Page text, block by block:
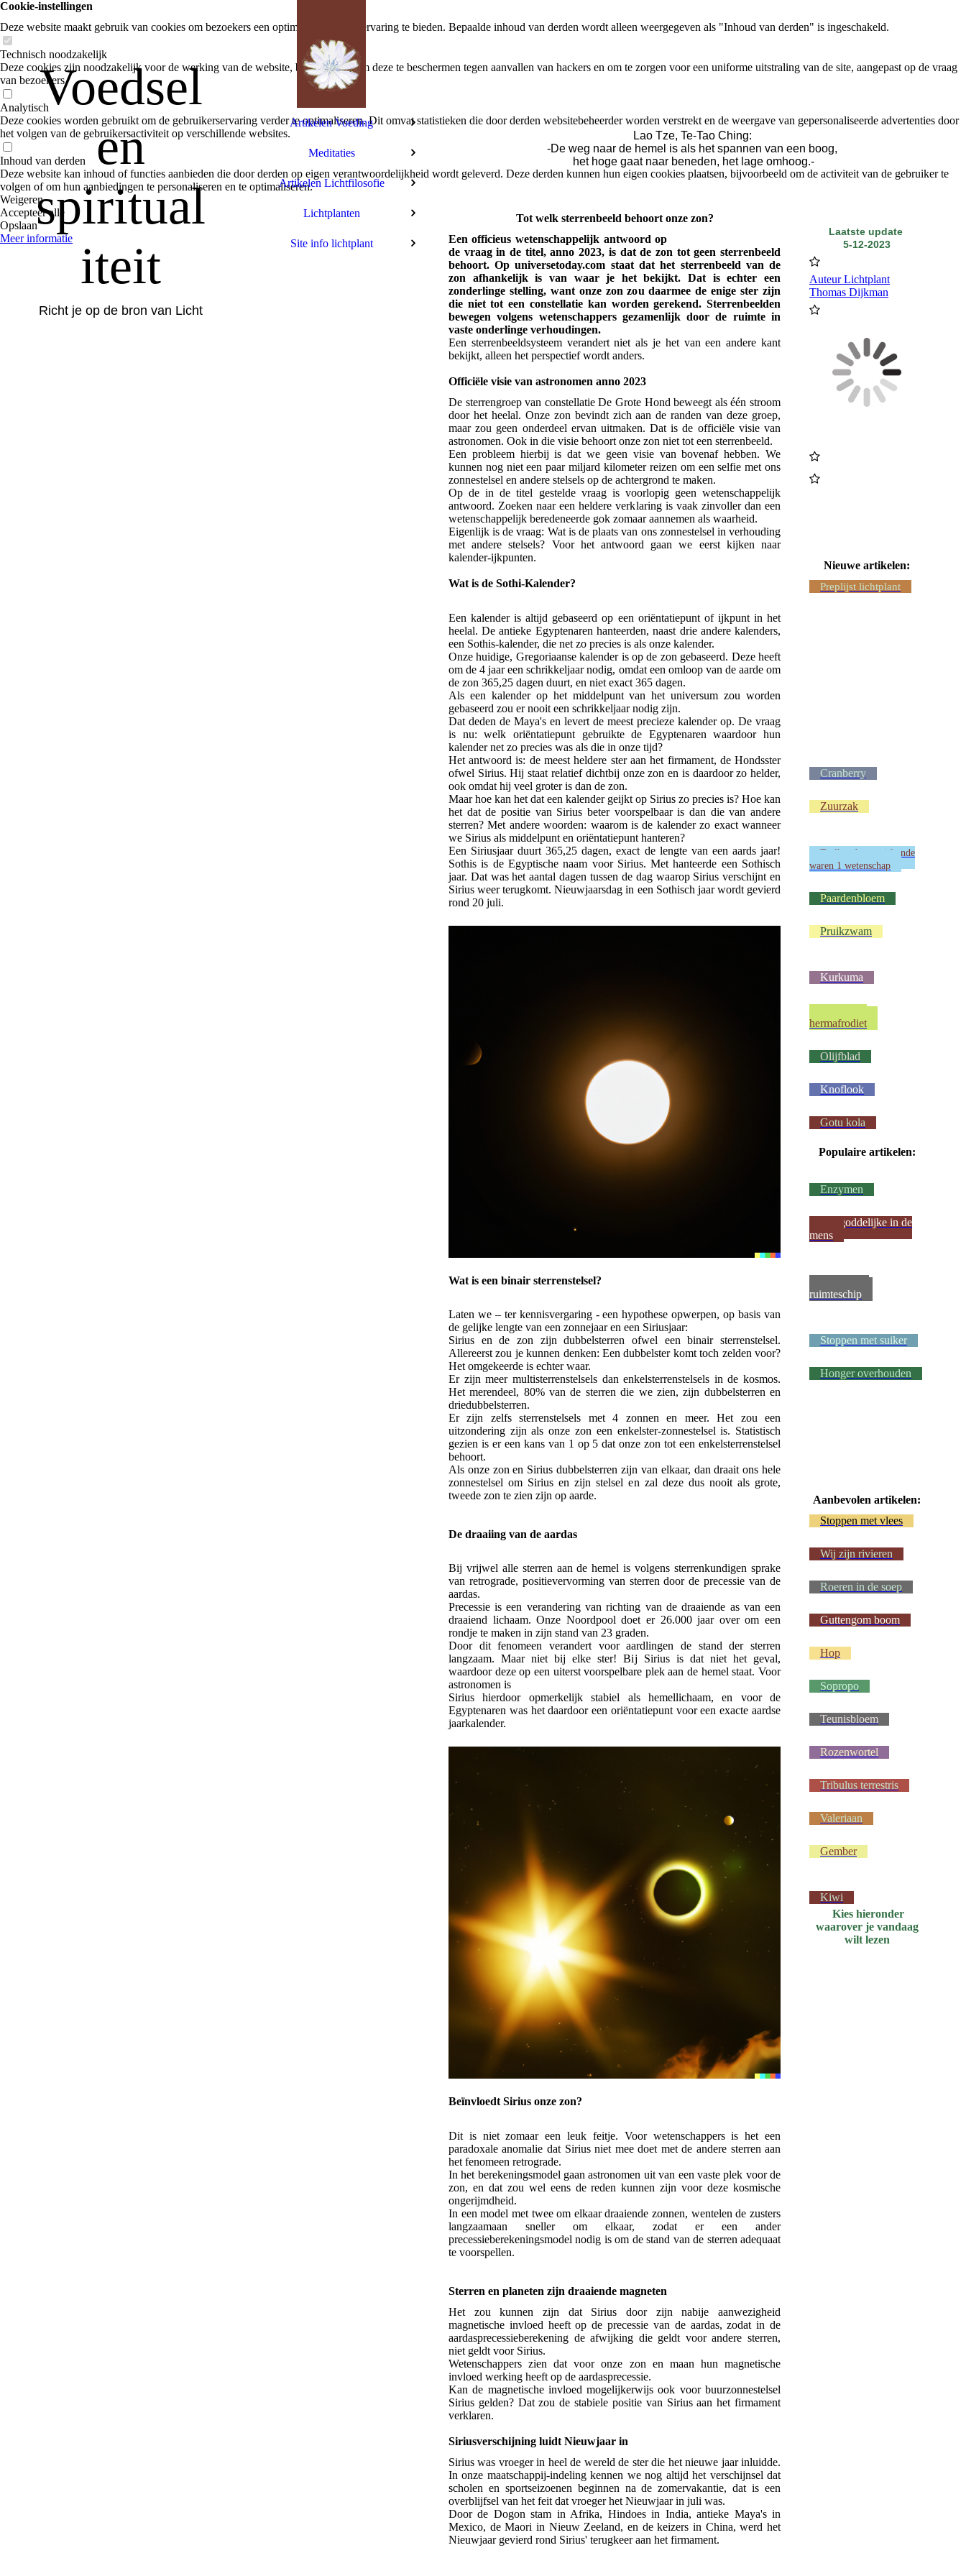
Voedsel
en
spiritual
iteit
Richt je op de bron van Licht
Artikelen Voeding
Meditaties
Artikelen Lichtfilosofie
Lichtplanten
Site info lichtplant
Lao Tze, Te-Tao Ching:
-De weg naar de hemel is als het spannen van een boog,
het hoge gaat naar beneden, het lage omhoog.-
Tot welk sterrenbeeld behoort onze zon?
Een officieus wetenschappelijk antwoord op
de vraag in de titel, anno 2023, is dat de zon tot geen sterrenbeeld
behoort. Op universetoday.com staat dat het sterrenbeeld van de
zon afhankelijk is van waar je het bekijkt. Dat is echter een
zonderlinge stelling, want onze zon zou daarmee de enige ster zijn
die niet tot een constellatie kan worden gerekend. Sterrenbeelden
bewegen volgens wetenschappers gezamenlijk door de ruimte in
vaste onderlinge verhoudingen.
Een sterrenbeeldsysteem verandert niet als je het van een andere kant
bekijkt, alleen het perspectief wordt anders.
Officiële visie van astronomen anno 2023
De sterrengroep van constellatie De Grote Hond beweegt als één stroom
door het heelal. Onze zon bevindt zich aan de randen van deze groep,
maar zou geen onderdeel ervan uitmaken. Dat is de officiële visie van
astronomen. Ook in die visie behoort onze zon niet tot een sterrenbeeld.
Een probleem hierbij is dat we geen visie van bovenaf hebben. We
kunnen nog niet een paar miljard kilometer reizen om een selfie met ons
zonnestelsel en andere stelsels op de achtergrond te maken.
Op de in de titel gestelde vraag is voorlopig geen wetenschappelijk
antwoord. Zoeken naar een heldere verklaring is vaak zinvoller dan een
wetenschappelijk beredeneerde gok zomaar aannemen als waarheid.
Eigenlijk is de vraag: Wat is de plaats van ons zonnestelsel in verhouding
met andere stelsels? Voor het antwoord gaan we eerst kijken naar
kalender-ijkpunten.
Wat is de Sothi-Kalender?
Een kalender is altijd gebaseerd op een oriëntatiepunt of ijkpunt in het
heelal. De antieke Egyptenaren hanteerden, naast drie andere kalenders,
een Sothis-kalender, die net zo precies is als onze kalender.
Onze huidige, Gregoriaanse kalender is op de zon gebaseerd. Deze heeft
om de 4 jaar een schrikkeljaar nodig, omdat een omloop van de aarde om
de zon 365,25 dagen duurt, en niet exact 365 dagen.
Als een kalender op het middelpunt van het universum zou worden
gebaseerd zou er nooit een schrikkeljaar nodig zijn.
Dat deden de Maya's en levert de meest precieze kalender op. De vraag
is nu: welk oriëntatiepunt gebruikte de Egyptenaren waardoor hun
kalender net zo precies was als die in onze tijd?
Het antwoord is: de meest heldere ster aan het firmament, de Hondsster
ofwel Sirius. Hij staat relatief dichtbij onze zon en is daardoor zo helder,
ook omdat hij veel groter is dan de zon.
Maar hoe kan het dat een kalender geijkt op Sirius zo precies is? Hoe kan
het dat de positie van Sirius beter voorspelbaar is dan die van andere
sterren? Met andere woorden: waarom is de kalender zo exact wanneer
we Sirius als middelpunt en oriëntatiepunt hanteren?
Een Siriusjaar duurt 365,25 dagen, exact de lengte van een aards jaar!
Sothis is de Egyptische naam voor Sirius. Met hanteerde een Sothisch
jaar. Dat was het aantal dagen tussen de dag waarop Sirius verschijnt en
Sirius weer terugkomt. Nieuwjaarsdag in een Sothisch jaar wordt gevierd
rond 20 juli.
Wat is een binair sterrenstelsel?
Laten we – ter kennisvergaring - een hypothese opwerpen, op basis van
de gelijke lengte van een zonnejaar en een Siriusjaar:
Sirius en de zon zijn dubbelsterren ofwel een binair sterrenstelsel.
Allereerst zou je kunnen denken: Een dubbelster komt toch zelden voor?
Het omgekeerde is echter waar.
Er zijn meer multisterrenstelsels dan enkelsterrenstelsels in de kosmos.
Het merendeel, 80% van de sterren die we zien, zijn dubbelsterren en
driedubbelsterren.
Er zijn zelfs sterrenstelsels met 4 zonnen en meer. Het zou een
uitzondering zijn als onze zon een enkelster-zonnestelsel is. Statistisch
gezien is er een kans van 1 op 5 dat onze zon tot een enkelsterrenstelsel
behoort.
Als onze zon en Sirius dubbelsterren zijn van elkaar, dan draait ons hele
zonnestelsel om Sirius en zijn stelsel en zal deze dus nooit als grote,
tweede zon te zien zijn op aarde.
De draaiing van de aardas
Bij vrijwel alle sterren aan de hemel is volgens sterrenkundigen sprake
van retrograde, positievervorming van sterren door de precessie van de
aardas.
Precessie is een verandering van richting van de draaiende as van een
draaiend lichaam. Onze Noordpool doet er 26.000 jaar over om een
rondje te maken in zijn stand van 23 graden.
Door dit fenomeen verandert voor aardlingen de stand der sterren
langzaam. Maar niet bij elke ster! Bij Sirius is dat niet het geval,
waardoor deze op een uiterst voorspelbare plek aan de hemel staat. Voor
astronomen is
Sirius hierdoor opmerkelijk stabiel als hemellichaam, en voor de
Egyptenaren was het daardoor een oriëntatiepunt voor een exacte aardse
jaarkalender.
Beïnvloedt Sirius onze zon?
Dit is niet zomaar een leuk feitje. Voor wetenschappers is het een
paradoxale anomalie dat Sirius niet mee doet met de andere sterren aan
het fenomeen retrograde.
In het berekeningsmodel gaan astronomen uit van een vaste plek voor de
zon, en dat zou wel eens de reden kunnen zijn voor deze kosmische
ongerijmdheid.
In een model met twee om elkaar draaiende zonnen, wentelen de zusters
langzaamaan sneller om elkaar, zodat er een ander
precessieberekeningsmodel nodig is om de stand van de sterren adequaat
te voorspellen.
Sterren en planeten zijn draaiende magneten
Het zou kunnen zijn dat Sirius door zijn nabije aanwezigheid
magnetische invloed heeft op de precessie van de aardas, zodat in de
aardasprecessieberekening de afwijking die geldt voor andere sterren,
niet geldt voor Sirius.
Wetenschappers zien dat voor onze zon en maan hun magnetische
invloed werking heeft op de aardasprecessie.
Kan de magnetische invloed mogelijkerwijs ook voor buurzonnestelsel
Sirius gelden? Dat zou de stabiele positie van Sirius aan het firmament
verklaren.
Siriusverschijning luidt Nieuwjaar in
Sirius was vroeger in heel de wereld de ster die het nieuwe jaar inluidde.
In onze maatschappij-indeling kennen we nog altijd het verschijnsel dat
scholen en sportseizoenen beginnen na de zomervakantie, dat is een
overblijfsel van het feit dat vroeger het Nieuwjaar in juli was.
Door de Dogon stam in Afrika, Hindoes in India, antieke Maya's in
Mexico, de Maori in Nieuw Zeeland, en de keizers in China, werd het
Nieuwjaar gevierd rond Sirius' terugkeer aan het firmament.
Laatste update
5-12-2023
Auteur Lichtplant
Thomas Dijkman
Nieuwe artikelen:
Preplijst lichtplant
Cranberry
Zuurzak
Taalkunde en wiskunde
waren 1 wetenschap
Paardenbloem
Pruikzwam
Kurkuma
Wij waren
hermafrodiet
Olijfblad
Knoflook
Gotu kola
Populaire artikelen:
Enzymen
Het goddelijke in de
mens
Metsel een
ruimteschip
Stoppen met suiker
Honger overhouden
Aanbevolen artikelen:
Stoppen met vlees
Wij zijn rivieren
Roeren in de soep
Guttengom boom
Hop
Sopropo
Teunisbloem
Rozenwortel
Tribulus terrestris
Valeriaan
Gember
Kiwi
Kies hieronder
waarover je vandaag
wilt lezen
Cookie-instellingen
Deze website maakt gebruik van cookies om bezoekers een optimale gebruikerservaring te bieden. Bepaalde inhoud van derden wordt alleen weergegeven als "Inhoud van derden" is ingeschakeld.
Technisch noodzakelijk
Deze cookies zijn noodzakelijk voor de werking van de website, bijvoorbeeld om deze te beschermen tegen aanvallen van hackers en om te zorgen voor een uniforme uitstraling van de site, aangepast op de vraag
van bezoekers.
Analytisch
Deze cookies worden gebruikt om de gebruikerservaring verder te optimaliseren. Dit omvat statistieken die door derden websitebeheerder worden verstrekt en de weergave van gepersonaliseerde advertenties door
het volgen van de gebruikersactiviteit op verschillende websites.
Inhoud van derden
Deze website kan inhoud of functies aanbieden die door derden op eigen verantwoordelijkheid wordt geleverd. Deze derden kunnen hun eigen cookies plaatsen, bijvoorbeeld om de activiteit van de gebruiker te
volgen of om hun aanbiedingen te personaliseren en te optimaliseren.
Weigeren
Accepteer alle
Opslaan
Meer informatie